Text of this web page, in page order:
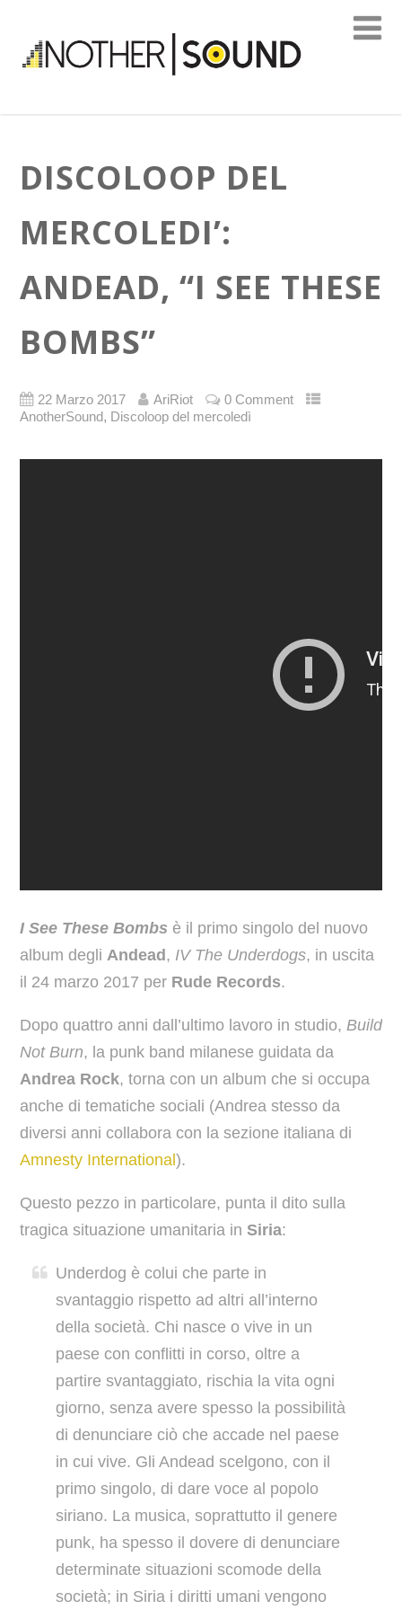
DISCOLOOP DEL
MERCOLEDI’:
ANDEAD, “I SEE THESE
BOMBS”
22 Marzo 2017 AriRiot
0 Comment
AnotherSound, Discoloop del mercoledì
I See These Bombs è il primo singolo del nuovo
album degli Andead , IV The Underdogs, in uscita
il 24 marzo 2017 per Rude Records.
Dopo quattro anni dall’ultimo lavoro in studio, Build
Not Burn, la punk band milanese guidata da
Andrea Rock, torna con un album che si occupa
anche di tematiche sociali (Andrea stesso da
diversi anni collabora con la sezione italiana di
Amnesty International ).
Questo pezzo in particolare, punta il dito sulla
tragica situazione umanitaria in Siria:
Underdog è colui che parte in
svantaggio rispetto ad altri all’interno
della società. Chi nasce o vive in un
paese con conflitti in corso, oltre a
partire svantaggiato, rischia la vita ogni
giorno, senza avere spesso la possibilità
di denunciare ciò che accade nel paese
in cui vive. Gli Andead scelgono, con il
primo singolo, di dare voce al popolo
siriano. La musica, soprattutto il genere
punk, ha spesso il dovere di denunciare
determinate situazioni scomode della
società; in Siria i diritti umani vengono